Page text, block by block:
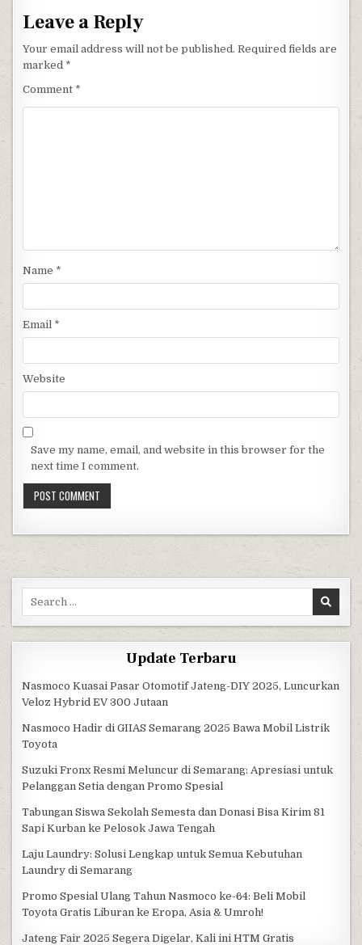
Leave a Reply
Your email address will not be published. Required fields are
marked *
Comment *
Name *
Email *
Website
Save my name, email, and website in this browser for the
next time I comment.
Search for:
Update Terbaru
Nasmoco Kuasai Pasar Otomotif Jateng-DIY 2025, Luncurkan
Veloz Hybrid EV 300 Jutaan
Nasmoco Hadir di GIIAS Semarang 2025 Bawa Mobil Listrik
Toyota
Suzuki Fronx Resmi Meluncur di Semarang: Apresiasi untuk
Pelanggan Setia dengan Promo Spesial
Tabungan Siswa Sekolah Semesta dan Donasi Bisa Kirim 81
Sapi Kurban ke Pelosok Jawa Tengah
Laju Laundry: Solusi Lengkap untuk Semua Kebutuhan
Laundry di Semarang
Promo Spesial Ulang Tahun Nasmoco ke-64: Beli Mobil
Toyota Gratis Liburan ke Eropa, Asia & Umroh!
Jateng Fair 2025 Segera Digelar, Kali ini HTM Gratis